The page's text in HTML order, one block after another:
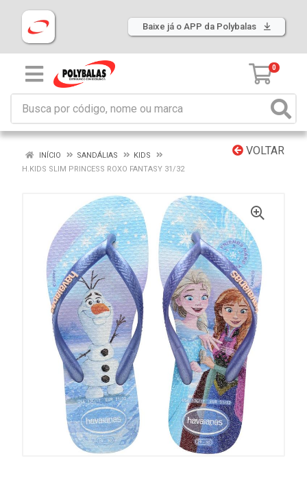
Baixe já o APP da Polybalas
0
VOLTAR
INÍCIO SANDÁLIAS
KIDS
H.KIDS SLIM PRINCESS ROXO FANTASY 31/32